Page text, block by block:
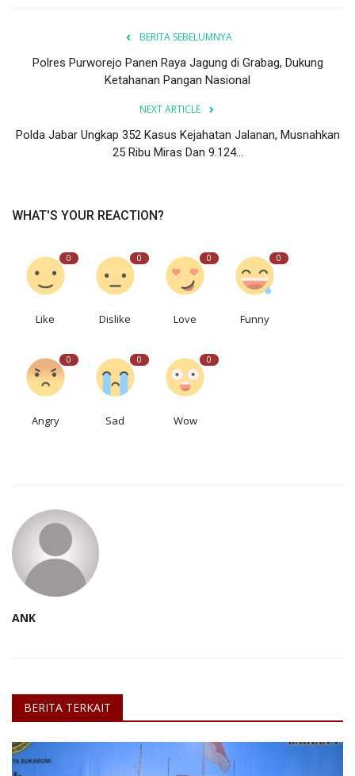
BERITA SEBELUMNYA
Polres Purworejo Panen Raya Jagung di Grabag, Dukung
Ketahanan Pangan Nasional
NEXT ARTICLE
Polda Jabar Ungkap 352 Kasus Kejahatan Jalanan, Musnahkan
25 Ribu Miras Dan 9.124...
WHAT'S YOUR REACTION?
0
Like
0
Dislike
0
Love
0
Funny
0
Angry
0
Sad
0
Wow
ANK
BERITA TERKAIT